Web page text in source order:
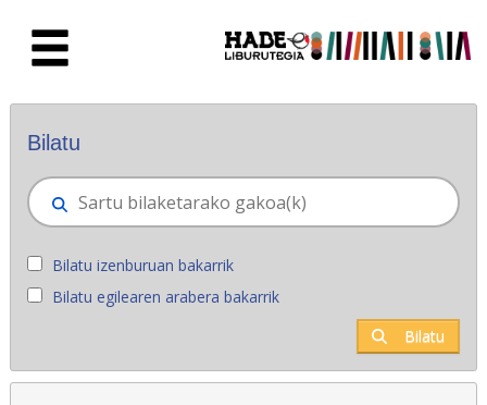
Eskuratu berriak - Liburutegia
Bilatu
Bilatu izenburuan bakarrik
Bilatu egilearen arabera bakarrik
Bilatu